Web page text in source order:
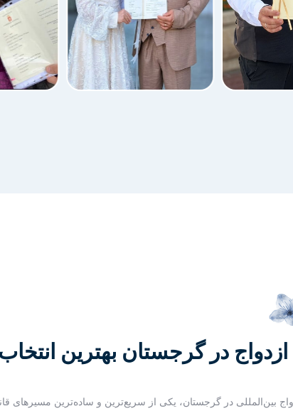
ازدواج در گرجستان بهترین
بین‌المللی در گرجستان، یکی از سریع‌ترین و ساده‌ترین مسیرهای